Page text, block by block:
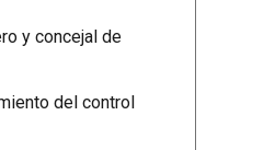
y concejal de
del control